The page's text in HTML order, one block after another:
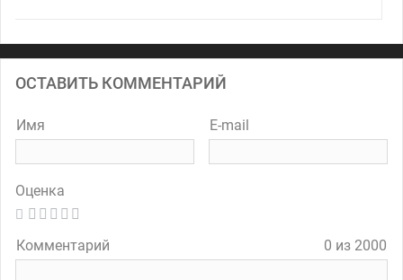
ОСТАВИТЬ КОММЕНТАРИЙ
Имя E-mail
Оценка
Комментарий 0 из 2000